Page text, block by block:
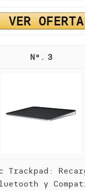
VER OFERTA
3
Trackpad:
y